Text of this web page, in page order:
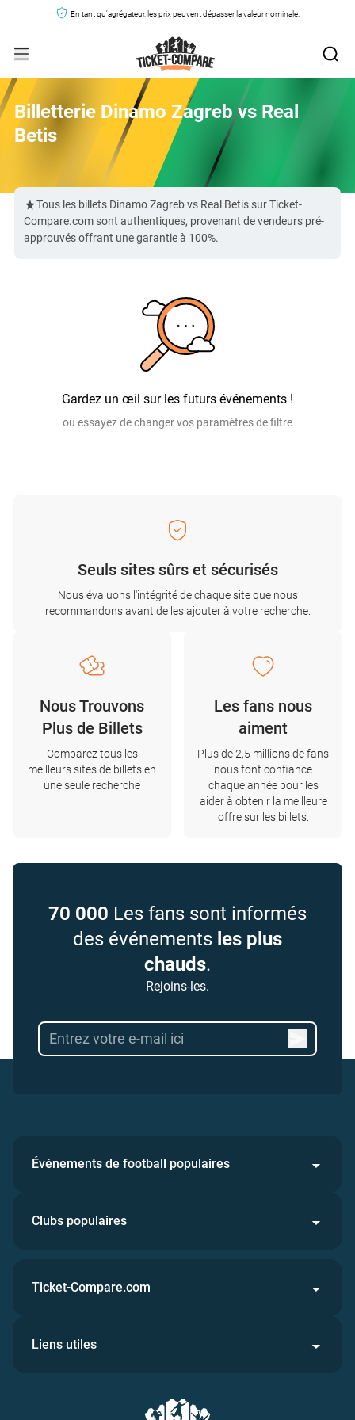
En tant qu'agrégateur, les prix peuvent dépasser la valeur nominale.
Billetterie Dinamo Zagreb vs Real
Betis
Tous les billets Dinamo Zagreb vs Real Betis sur Ticket-
Compare.com sont authentiques, provenant de vendeurs pré-
approuvés offrant une garantie à 100%.
Gardez un œil sur les futurs événements !
ou essayez de changer vos paramètres de filtre
Seuls sites sûrs et sécurisés
Nous évaluons l'intégrité de chaque site que nous
recommandons avant de les ajouter à votre recherche.
Nous Trouvons
Plus de Billets
Comparez tous les
meilleurs sites de billets en
une seule recherche
Les fans nous
aiment
Plus de 2,5 millions de fans
nous font confiance
chaque année pour les
aider à obtenir la meilleure
offre sur les billets.
70 000 Les fans sont informés
des événements les plus
chauds.
Rejoins-les.
Événements de football populaires
Clubs populaires
Ticket-Compare.com
Liens utiles